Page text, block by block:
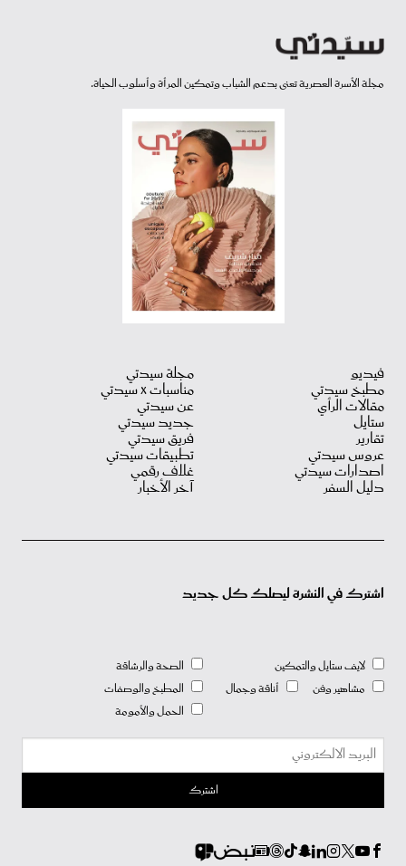
مجلة الأسرة العصرية تعنى بدعم الشباب وتمكين المرأة وأسلوب الحياة.
فيديو
مطبخ سيدتي
مقالات الرأي
ستايل
تقارير
عروس سيدتي
اصدارات سيدتي
دليل السفر
مجلة سيدتي
مناسبات X سيدتي
عن سيدتي
جديد سيدتي
فريق سيدتي
تطبيقات سيدتي
غلاف رقمي
آخر الأخبار
اشترك في النشرة ليصلك كل جديد
لايف ستايل والتمكين
مشاهير وفن
أناقة وجمال
الصحة والرشاقة
المطبخ والوصفات
الحمل والأمومة